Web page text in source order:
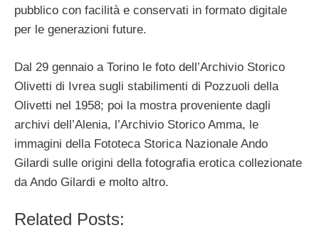
pubblico con facilità e conservati in formato digitale
per le generazioni future.
Dal 29 gennaio a Torino le foto dell’Archivio Storico
Olivetti di Ivrea sugli stabilimenti di Pozzuoli della
Olivetti nel 1958; poi la mostra proveniente dagli
archivi dell’Alenia, l’Archivio Storico Amma, le
immagini della Fototeca Storica Nazionale Ando
Gilardi sulle origini della fotografia erotica collezionate
da Ando Gilardi e molto altro.
Related Posts: